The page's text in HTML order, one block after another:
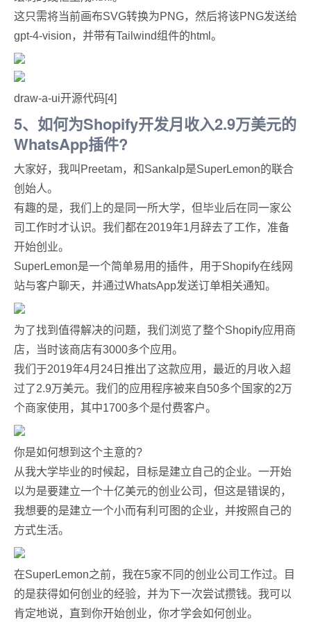
这只需将当前画布SVG转换为PNG，然后将该PNG发送给
gpt-4-vision，并带有Tailwind组件的html。
draw-a-ui开源代码[4]
5、如何为Shopify开发月收入2.9万美元的
WhatsApp插件?
大家好，我叫Preetam，和Sankalp是SuperLemon的联合
创始人。
有趣的是，我们上的是同一所大学，但毕业后在同一家公
司工作时才认识。我们都在2019年1月辞去了工作，准备
开始创业。
SuperLemon是一个简单易用的插件，用于Shopify在线网
站与客户聊天，并通过WhatsApp发送订单相关通知。
为了找到值得解决的问题，我们浏览了整个Shopify应用商
店，当时该商店有3000多个应用。
我们于2019年4月24日推出了这款应用，最近的月收入超
过了2.9万美元。我们的应用程序被来自50多个国家的2万
个商家使用，其中1700多个是付费客户。
你是如何想到这个主意的?
从我大学毕业的时候起，目标是建立自己的企业。一开始
以为是要建立一个十亿美元的创业公司，但这是错误的，
我想要的是建立一个小而有利可图的企业，并按照自己的
方式生活。
在SuperLemon之前，我在5家不同的创业公司工作过。目
的是获得如何创业的经验，并为下一次尝试攒钱。我可以
肯定地说，直到你开始创业，你才学会如何创业。